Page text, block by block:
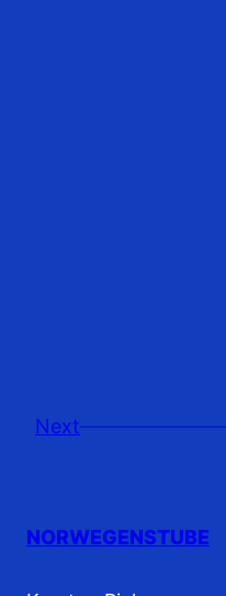
Next
NORWEGENSTUBE